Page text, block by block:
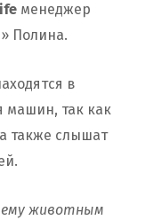
менеджер
Полина.
в
машин, так как
также слышат
животным